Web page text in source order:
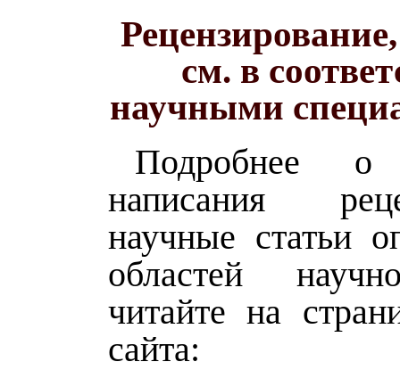
см. в
научными
Подробнее о
написания
научные статьи
областей
читайте на
сайта: